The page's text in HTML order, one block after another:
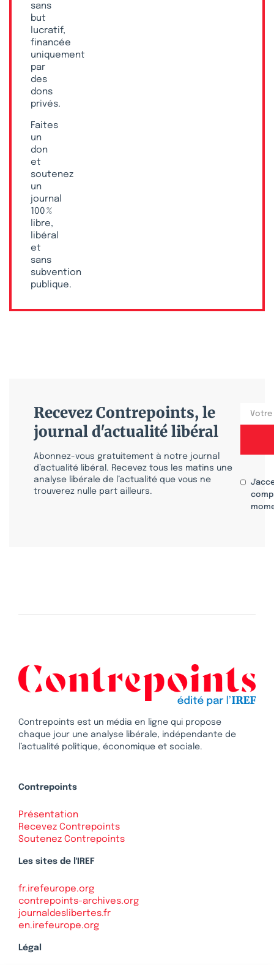
sans
but
lucratif,
financée
uniquement
par
des
dons
privés.
Faites
un
don
et
soutenez
un
journal
100 %
libre,
libéral
et
sans
subvention
publique.
Recevez Contrepoints, le
journal d'actualité libéral
Abonnez-vous gratuitement à notre journal
d’actualité libéral. Recevez tous les matins une
analyse libérale de l’actualité que vous ne
trouverez nulle part ailleurs.
Contrepoints est un média en ligne qui propose
chaque jour une analyse libérale, indépendante de
l’actualité politique, économique et sociale.
Contrepoints
Présentation
Recevez Contrepoints
Soutenez Contrepoints
Les sites de l'IREF
fr.irefeurope.org
contrepoints-archives.org
journaldeslibertes.fr
en.irefeurope.org
Légal